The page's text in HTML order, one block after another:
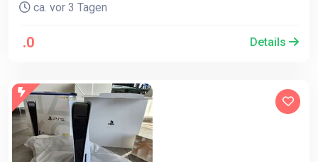
ca. vor 3 Tagen
.0 Details